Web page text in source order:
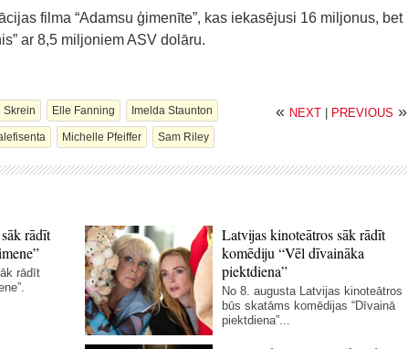
filma “Adamsu ģimenīte”, kas iekasējusi 16 miljonus, bet
ar 8,5 miljoniem ASV dolāru.
Skrein Elle Fanning Imelda Staunton
Michelle Pfeiffer Sam Riley
« NEXT PREVIOUS »
rādīt
rādīt
Latvijas kinoteātros sāk rādīt
komēdiju “Vēl dīvaināka
piektdiena”
No 8. augusta Latvijas kinoteātros
būs skatāms komēdijas “Dīvainā
piektdiena”...